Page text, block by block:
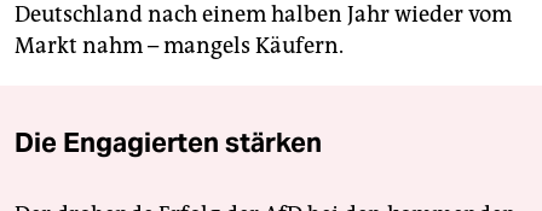
Deutschland nach einem halben Jahr wieder vom
Markt nahm – mangels Käufern.
Die Engagierten stärken